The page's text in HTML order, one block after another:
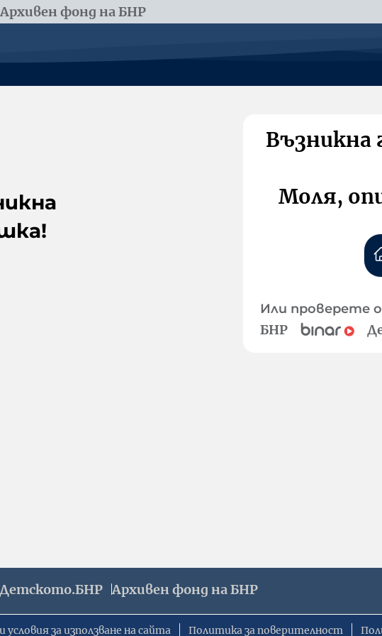
Архивен фонд на БНР
Възникна
Моля,
Или проверете
БНР
Детското.БНР Архивен фонд на БНР
условия за използване на сайта Политика за поверителност